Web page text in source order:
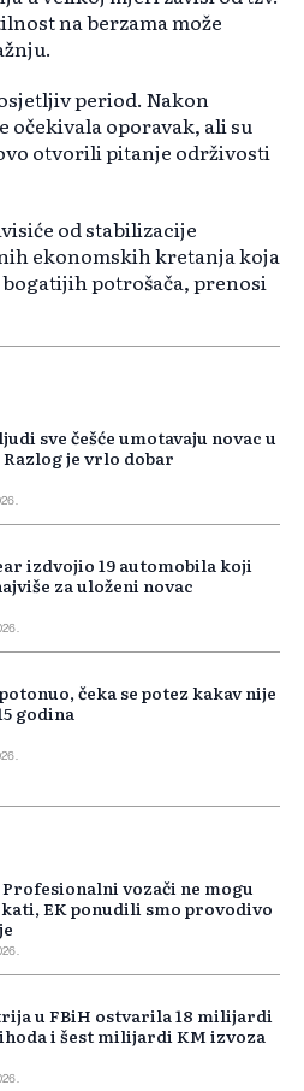
na berzama može
period. Nakon
očekivala oporavak, ali su
otvorili pitanje održivosti
od stabilizacije
ekonomskih kretanja koja
potrošača, prenosi
sve češće umotavaju novac u
je vrlo dobar
izdvojio 19 automobila koji
za uloženi novac
čeka se potez kakav nije
godina
vozači ne mogu
EK ponudili smo provodivo
u FBiH ostvarila 18 milijardi
i šest milijardi KM izvoza